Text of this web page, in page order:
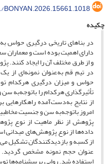
BONYAN.2026.15661.1018
چکیده
در بناهای تاریخی درگیری حواس
دارای اهمیت بوده است و معماران
و از طرق مختلف آن را ایجاد کنند.
در تیم قم به‌عنوان نمونه‌ای از یک
حواس و میزان درگیری هرکدام
تأثیرگذاری هرکدام را باتوجه‌به
از نتایج به‌دست‌آمده راهکا‌رهایی
امروز باتوجه‌به سن و جنسیت
پژوهش از نظر ماهیت از نوع
از کسبه و بازدیدکنندگان تشکیل
عنوان حجم نمونه مشخص گردید.
استفاده شد. روایی پرسشنامه‌ها